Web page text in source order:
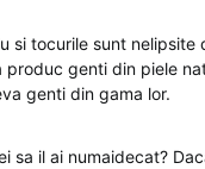
si tocurile sunt nelipsite
genti din piele
genti din gama lor.
sa il ai numaidecat?